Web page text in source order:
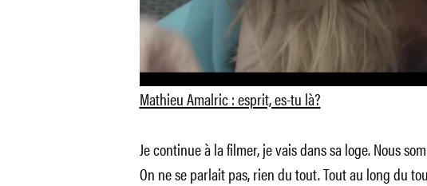
Mathieu Amalric : esprit, es-tu là?
Je continue à la filmer, je vais dans sa loge. Nous
On ne se parlait pas, rien du tout. Tout au long du